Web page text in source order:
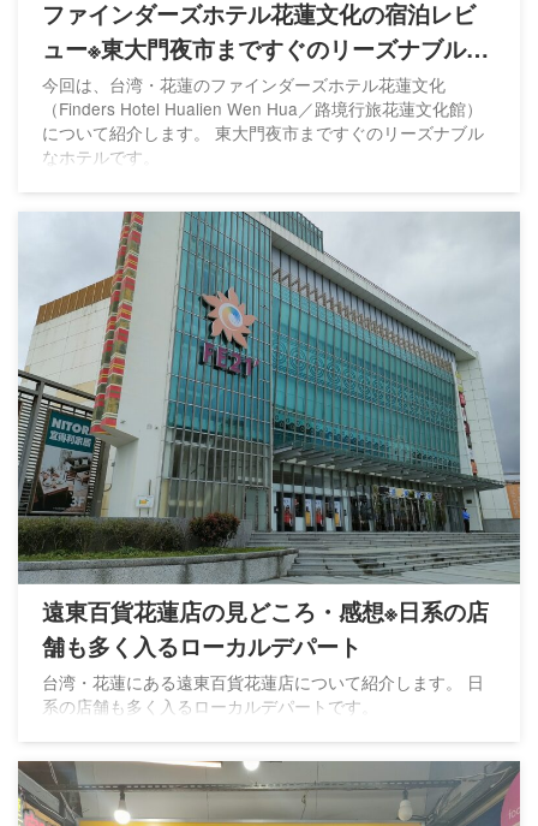
ファインダーズホテル花蓮文化の宿泊レビ
ュー※東大門夜市まですぐのリーズナブルな
ホテル
今回は、台湾・花蓮のファインダーズホテル花蓮文化
（Finders Hotel Hualien Wen Hua／路境行旅花蓮文化館）
について紹介します。 東大門夜市まですぐのリーズナブル
なホテルです。
遠東百貨花蓮店の見どころ・感想※日系の店
舗も多く入るローカルデパート
台湾・花蓮にある遠東百貨花蓮店について紹介します。 日
系の店舗も多く入るローカルデパートです。